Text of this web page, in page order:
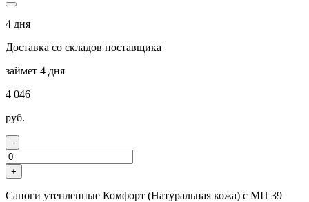
4 дня
Доставка со складов поставщика
займет 4 дня
4 046
руб.
-
+
Сапоги утепленные Комфорт (Натуральная кожа) с МП 39